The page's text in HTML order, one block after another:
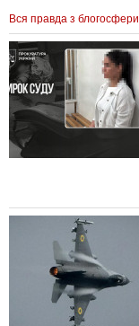
Вся правда з блогосфери